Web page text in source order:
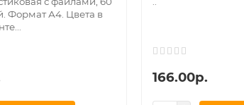
Формат А4. Цвета в
166.00р.